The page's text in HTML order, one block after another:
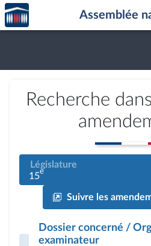
Aller au contenu
Aller en bas de la page
Accèder
à la
page
Assemblée
Recherche
Législature
15e
Suivre les
Dossier concerné /
examinateur